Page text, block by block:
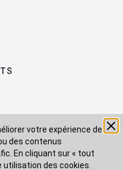
votre expérience de
des contenus
En cliquant sur « tout
utilisation des cookies.